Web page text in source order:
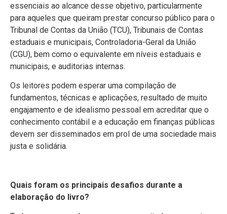
essenciais ao alcance desse objetivo, particularmente
para aqueles que queiram prestar concurso público para o
Tribunal de Contas da União (TCU), Tribunais de Contas
estaduais e municipais, Controladoria-Geral da União
(CGU), bem como o equivalente em níveis estaduais e
municipais, e auditorias internas.
Os leitores podem esperar uma compilação de
fundamentos, técnicas e aplicações, resultado de muito
engajamento e de idealismo pessoal em acreditar que o
conhecimento contábil e a educação em finanças públicas
devem ser disseminados em prol de uma sociedade mais
justa e solidária.
Quais foram os principais desafios durante a
elaboração do livro?